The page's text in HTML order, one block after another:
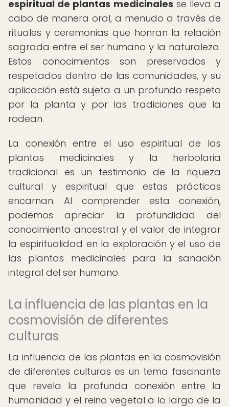
espiritual de plantas medicinales se lleva a
cabo de manera oral, a menudo a través de
rituales y ceremonias que honran la relación
sagrada entre el ser humano y la naturaleza.
Estos conocimientos son preservados y
respetados dentro de las comunidades, y su
aplicación está sujeta a un profundo respeto
por la planta y por las tradiciones que la
rodean.
La conexión entre el uso espiritual de las
plantas medicinales y la herbolaria
tradicional es un testimonio de la riqueza
cultural y espiritual que estas prácticas
encarnan. Al comprender esta conexión,
podemos apreciar la profundidad del
conocimiento ancestral y el valor de integrar
la espiritualidad en la exploración y el uso de
las plantas medicinales para la sanación
integral del ser humano.
La influencia de las plantas en la
cosmovisión de diferentes
culturas
La influencia de las plantas en la cosmovisión
de diferentes culturas es un tema fascinante
que revela la profunda conexión entre la
humanidad y el reino vegetal a lo largo de la